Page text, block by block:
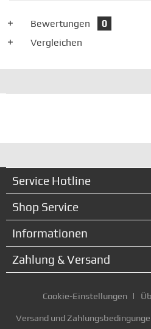
Bewertungen
0
Vergleichen
Service Hotline
Shop Service
Informationen
Zahlung & Versand
Cookie-Einstellungen
Versand und